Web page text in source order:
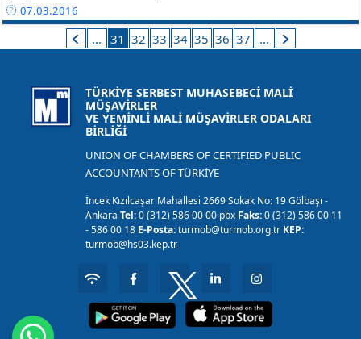
07.03.2016
... 31 32 33 34 35 36 37 ...
TÜRKİYE SERBEST MUHASEBECİ MALİ
MÜŞAVİRLER
VE YEMİNLİ MALİ MÜŞAVİRLER ODALARI
BİRLİĞİ
UNION OF CHAMBERS OF CERTIFIED PUBLIC
ACCOUNTANTS OF TÜRKİYE
İncek Kızılcaşar Mahallesi 2669 Sokak No: 19 Gölbaşı -
AnkaraTel:0 (312) 586 00 00 pbx Faks:0 (312) 586 00 11
- 586 00 18 E-Posta:turmob@turmob.org.tr KEP:
turmob@hs03.kep.tr